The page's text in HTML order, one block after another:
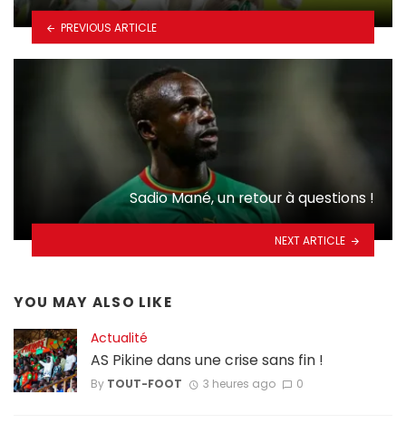
PREVIOUS ARTICLE
Sadio Mané, un retour à questions !
NEXT ARTICLE
YOU MAY ALSO LIKE
Actualité
AS Pikine dans une crise sans fin !
By TOUT-FOOT 3 heures ago 0